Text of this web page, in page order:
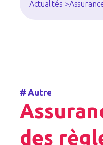
Actualités >
# Autre
des